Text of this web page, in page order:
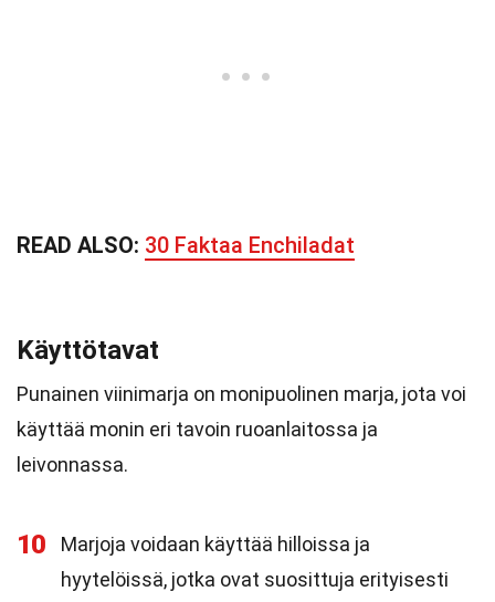
READ ALSO: 30 Faktaa Enchiladat
Käyttötavat
Punainen viinimarja on monipuolinen marja, jota voi
käyttää monin eri tavoin ruoanlaitossa ja
leivonnassa.
10
Marjoja voidaan käyttää hilloissa ja
hyytelöissä, jotka ovat suosittuja erityisesti